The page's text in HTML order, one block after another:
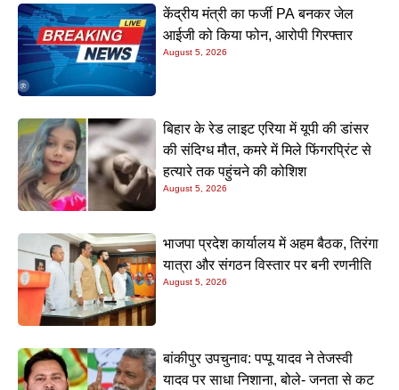
केंद्रीय मंत्री का फर्जी PA बनकर जेल
आईजी को किया फोन, आरोपी गिरफ्तार
August 5, 2026
बिहार के रेड लाइट एरिया में यूपी की डांसर
की संदिग्ध मौत, कमरे में मिले फिंगरप्रिंट से
हत्यारे तक पहुंचने की कोशिश
August 5, 2026
भाजपा प्रदेश कार्यालय में अहम बैठक, तिरंगा
यात्रा और संगठन विस्तार पर बनी रणनीति
August 5, 2026
बांकीपुर उपचुनाव: पप्पू यादव ने तेजस्वी
यादव पर साधा निशाना, बोले- जनता से कट